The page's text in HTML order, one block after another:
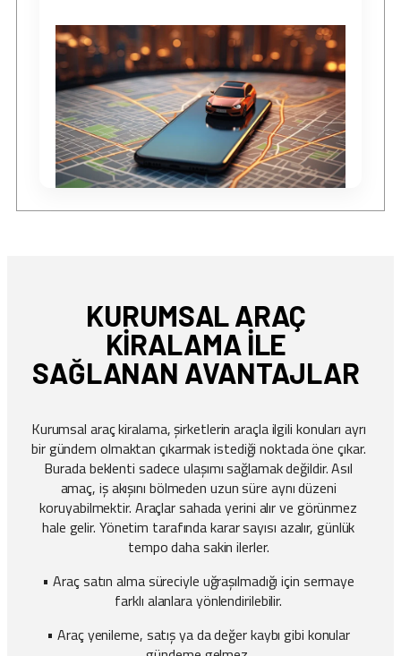
KURUMSAL ARAÇ
KIRALAMA İLE
SAĞLANAN AVANTAJLAR
Kurumsal araç kiralama, şirketlerin araçla ilgili konuları ayrı
bir gündem olmaktan çıkarmak istediği noktada öne çıkar.
Burada beklenti sadece ulaşımı sağlamak değildir. Asıl
amaç, iş akışını bölmeden uzun süre aynı düzeni
koruyabilmektir. Araçlar sahada yerini alır ve görünmez
hale gelir. Yönetim tarafında karar sayısı azalır, günlük
tempo daha sakin ilerler.
• Araç satın alma süreciyle uğraşılmadığı için sermaye
farklı alanlara yönlendirilebilir.
• Araç yenileme, satış ya da değer kaybı gibi konular